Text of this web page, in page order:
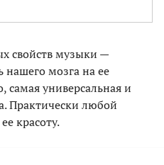
свойств музыки —
нашего мозга на ее
самая универсальная и
Практически любой
красоту.